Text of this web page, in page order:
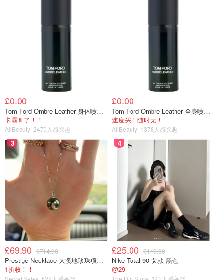
£0.00
Tom Ford Ombre Leather 身体喷雾 150ml
卡霸哥了！！
AllBeauty 2470人感兴趣
£0.00
Tom Ford Ombre Leather 全身喷雾 150ml
速度买！随时无！
AllBeauty 1378人感兴趣
3
£69.90 £714.90
Prestige Necklace 大溪地珍珠项链 10-11mm
1折收！！
Secret Sales 622人感兴趣
4
£25.00 £110.00
Nike Total 90 女款 黑色
@29
The Hip Store 341人感兴趣